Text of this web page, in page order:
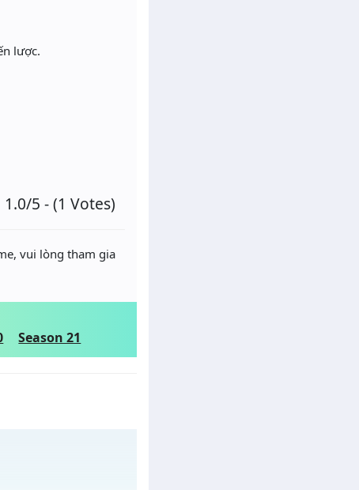
lược.
1.0/5 - (1 Votes)
vui lòng tham gia
Season 21